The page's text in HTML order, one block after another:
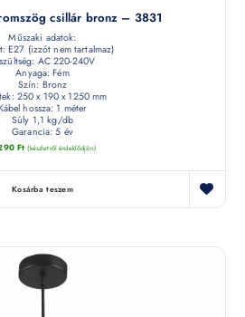
csillár bronz – 3831
Műszaki adatok:
E27 (izzót nem tartalmaz)
AC 220-240V
Anyaga: Fém
Szín: Bronz
250 x 190 x 1250 mm
hossza: 1 méter
Súly 1,1 kg/db
Garancia: 5 év
Ft (készletről érdeklődjön)
Kosárba teszem